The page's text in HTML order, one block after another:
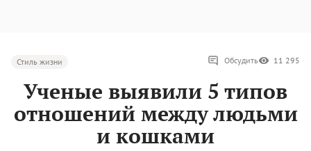
Стиль жизни Обсудить 11 295
Ученые выявили 5 типов
отношений между людьми
и кошками